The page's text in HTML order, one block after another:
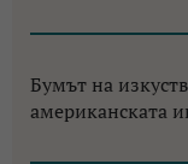
Бумът на
американската